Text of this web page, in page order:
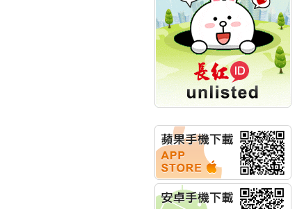
創新高 啟動興櫃轉上櫃
計畫
明緯企業:明緯永續科技
競賽 以電源驅動善的力
量
秀育企業:秀育SHO-U儲
能系統 獲國內首張CNS
認證
聯博投信:聯博00404A
從容擁抱台股主流
華旭先進:代重要子公司
碩通散熱股份有限公司
公告董事會通過發言人
及代理發
華旭先進:代重要子公司
碩通散熱股份有限公司